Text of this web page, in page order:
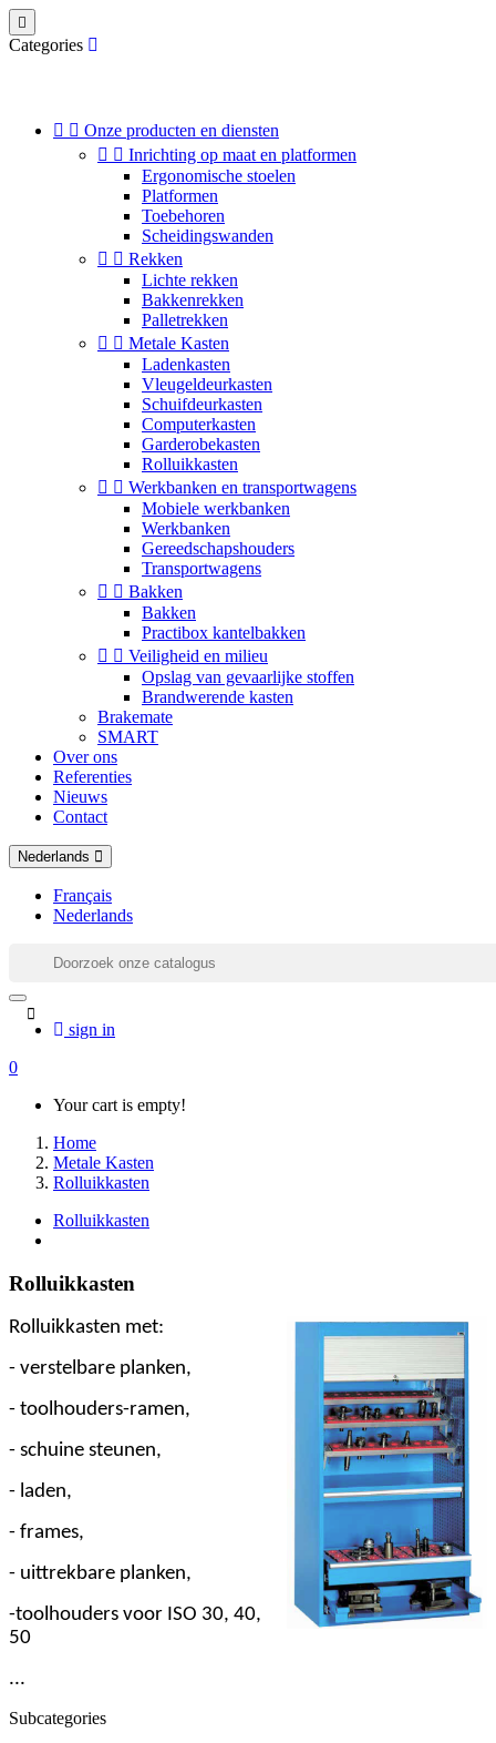

Categories
  Onze producten en diensten
  Inrichting op maat en platformen
Ergonomische stoelen
Platformen
Toebehoren
Scheidingswanden
  Rekken
Lichte rekken
Bakkenrekken
Palletrekken
  Metale Kasten
Ladenkasten
Vleugeldeurkasten
Schuifdeurkasten
Computerkasten
Garderobekasten
Rolluikkasten
  Werkbanken en transportwagens
Mobiele werkbanken
Werkbanken
Gereedschapshouders
Transportwagens
  Bakken
Bakken
Practibox kantelbakken
  Veiligheid en milieu
Opslag van gevaarlijke stoffen
Brandwerende kasten
Brakemate
SMART
Over ons
Referenties
Nieuws
Contact
Nederlands
Français
Nederlands
sign in
0
Your cart is empty!
Home
Metale Kasten
Rolluikkasten
Rolluikkasten
Rolluikkasten
Rolluikkasten met:
- verstelbare planken,
- toolhouders-ramen,
- schuine steunen,
- laden,
- frames,
- uittrekbare planken,
-toolhouders voor ISO 30, 40,
50
...
Subcategories